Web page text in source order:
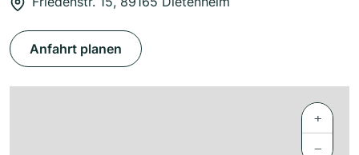
Anfahrt planen
+
−